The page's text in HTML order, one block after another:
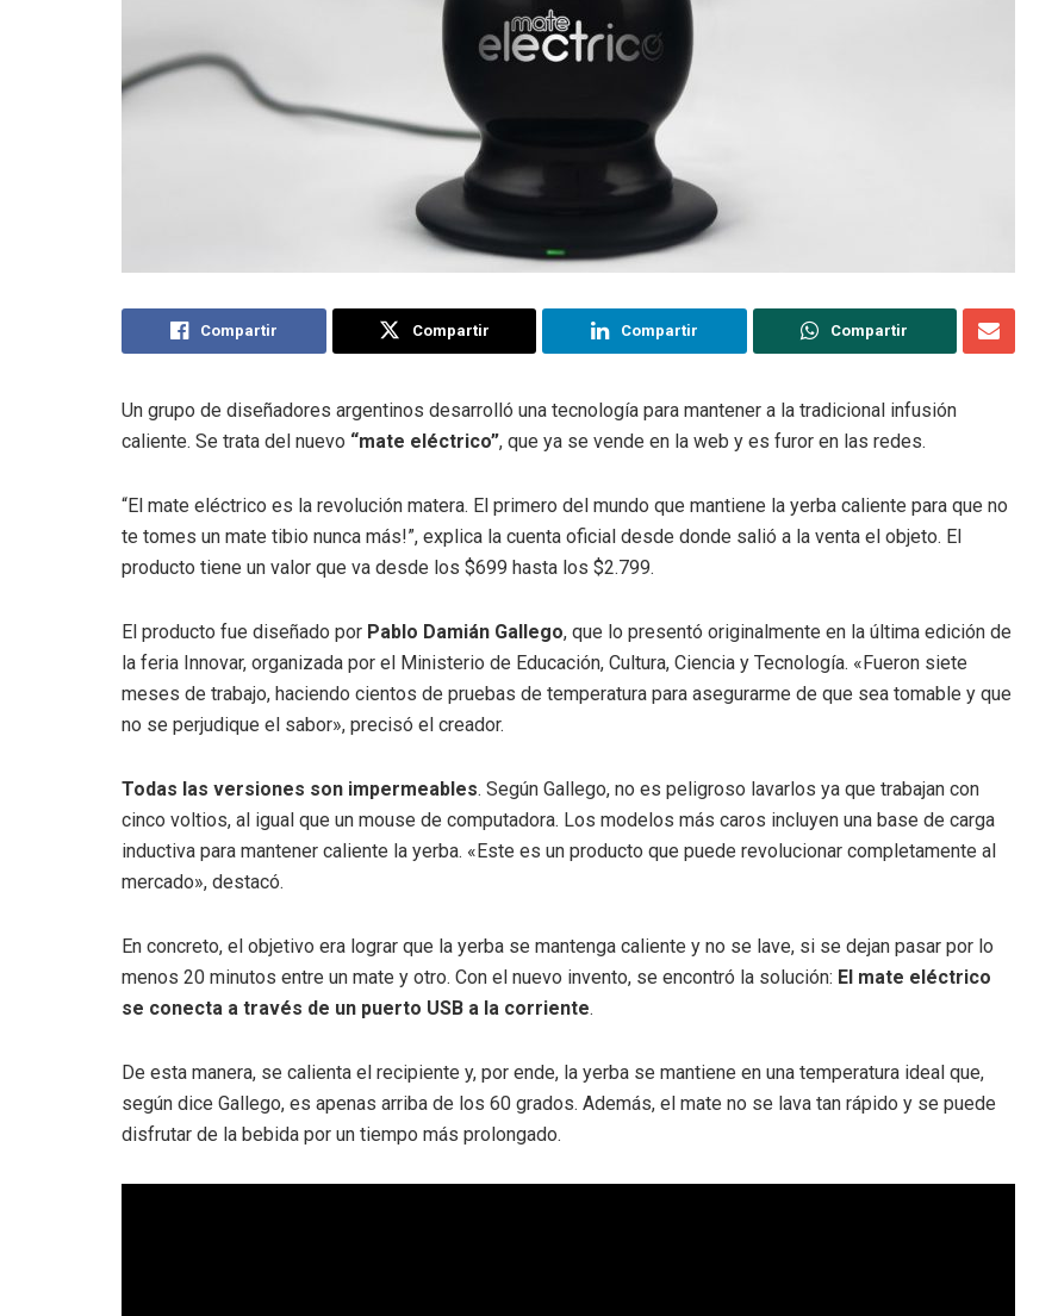
Compartir Compartir Compartir Compartir
Un grupo de diseñadores argentinos desarrolló una tecnología para mantener a la tradicional infusión
caliente. Se trata del nuevo “mate eléctrico”, que ya se vende en la web y es furor en las redes.
“El mate eléctrico es la revolución matera. El primero del mundo que mantiene la yerba caliente para que no
te tomes un mate tibio nunca más!”, explica la cuenta oficial desde donde salió a la venta el objeto. El
producto tiene un valor que va desde los $699 hasta los $2.799.
El producto fue diseñado por Pablo Damián Gallego, que lo presentó originalmente en la última edición de
la feria Innovar, organizada por el Ministerio de Educación, Cultura, Ciencia y Tecnología. «Fueron siete
meses de trabajo, haciendo cientos de pruebas de temperatura para asegurarme de que sea tomable y que
no se perjudique el sabor», precisó el creador.
Todas las versiones son impermeables. Según Gallego, no es peligroso lavarlos ya que trabajan con
cinco voltios, al igual que un mouse de computadora. Los modelos más caros incluyen una base de carga
inductiva para mantener caliente la yerba. «Este es un producto que puede revolucionar completamente al
mercado», destacó.
En concreto, el objetivo era lograr que la yerba se mantenga caliente y no se lave, si se dejan pasar por lo
menos 20 minutos entre un mate y otro. Con el nuevo invento, se encontró la solución: El mate eléctrico
se conecta a través de un puerto USB a la corriente.
De esta manera, se calienta el recipiente y, por ende, la yerba se mantiene en una temperatura ideal que,
según dice Gallego, es apenas arriba de los 60 grados. Además, el mate no se lava tan rápido y se puede
disfrutar de la bebida por un tiempo más prolongado.